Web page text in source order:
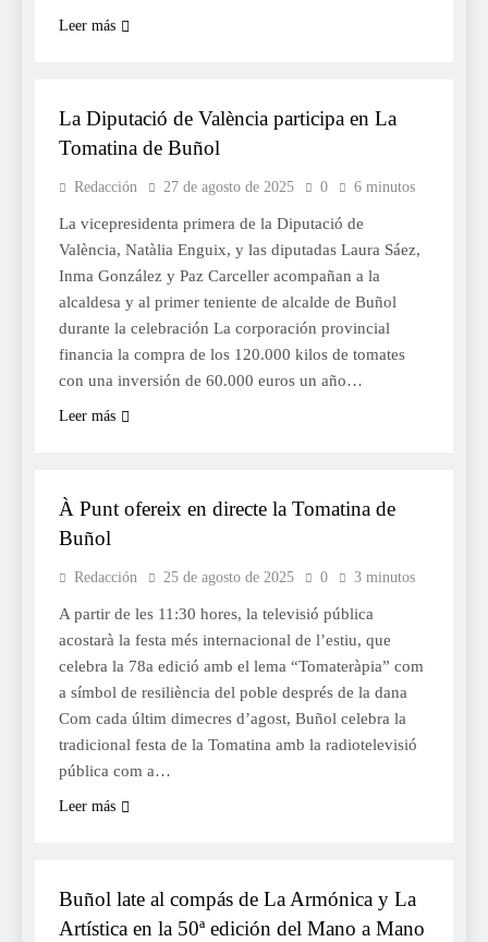
Leer más
La Diputació de València participa en La
Tomatina de Buñol
Redacción 27 de agosto de 2025 0 6 minutos
La vicepresidenta primera de la Diputació de
València, Natàlia Enguix, y las diputadas Laura Sáez,
Inma González y Paz Carceller acompañan a la
alcaldesa y al primer teniente de alcalde de Buñol
durante la celebración La corporación provincial
financia la compra de los 120.000 kilos de tomates
con una inversión de 60.000 euros un año…
Leer más
À Punt ofereix en directe la Tomatina de
Buñol
Redacción 25 de agosto de 2025 0 3 minutos
A partir de les 11:30 hores, la televisió pública
acostarà la festa més internacional de l’estiu, que
celebra la 78a edició amb el lema “Tomateràpia” com
a símbol de resiliència del poble després de la dana
Com cada últim dimecres d’agost, Buñol celebra la
tradicional festa de la Tomatina amb la radiotelevisió
pública com a…
Leer más
Buñol late al compás de La Armónica y La
Artística en la 50ª edición del Mano a Mano